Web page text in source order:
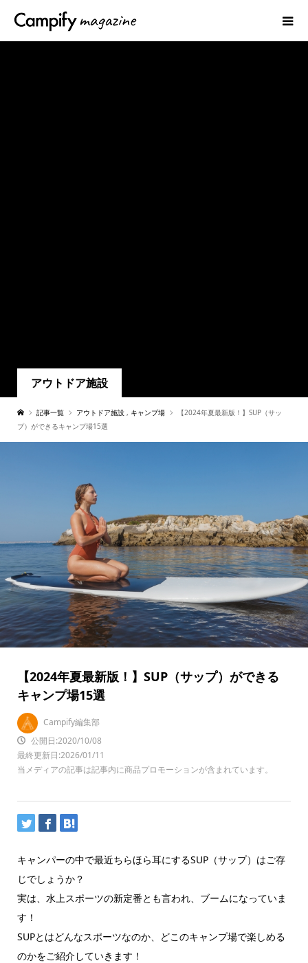
アウトドア施設
記事一覧 アウトドア施設 , キャンプ場
【2024年夏最新版！】SUP（サッ
プ）ができるキャンプ場15選
【2024年夏最新版！】SUP（サップ）ができる
キャンプ場15選
Campify編集部
公開日:2020/10/08
最終更新日:2026/01/11
当メディアの記事は記事内に商品プロモーションが含まれています。
キャンパーの中で最近ちらほら耳にするSUP（サップ）はご存
じでしょうか？
実は、水上スポーツの新定番とも言われ、ブームになっていま
す！
SUPとはどんなスポーツなのか、どこのキャンプ場で楽しめる
のかをご紹介していきます！